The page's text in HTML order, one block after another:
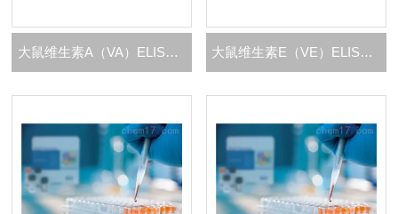
大鼠维生素A（VA）ELISA 试剂盒 大鼠维生素E（VE）ELISA 试剂盒